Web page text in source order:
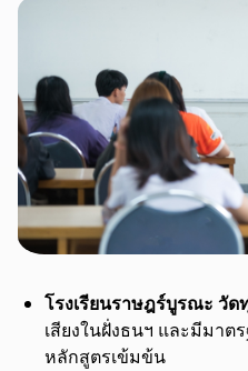
โรงเรียนราษฎร์บูรณะ วัด
เสียงในฝั่งธนฯ และมีมาต
หลักสูตรเข้มข้น